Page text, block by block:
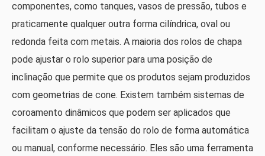
componentes, como tanques, vasos de pressão, tubos e
praticamente qualquer outra forma cilíndrica, oval ou
redonda feita com metais. A maioria dos rolos de chapa
pode ajustar o rolo superior para uma posição de
inclinação que permite que os produtos sejam produzidos
com geometrias de cone. Existem também sistemas de
coroamento dinâmicos que podem ser aplicados que
facilitam o ajuste da tensão do rolo de forma automática
ou manual, conforme necessário. Eles são uma ferramenta